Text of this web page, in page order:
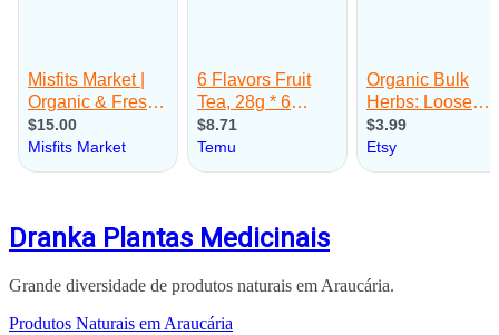
Dranka Plantas Medicinais
Grande diversidade de produtos naturais em Araucária.
Produtos Naturais em Araucária